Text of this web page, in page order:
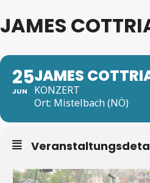
JAMES
25
JUN
JAMES
KONZERT
Ort: Mistelbach (NÖ)